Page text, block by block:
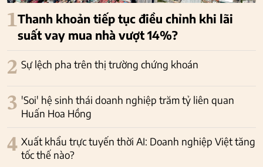
1Thanh khoản tiếp tục điều chỉnh khi lãi
suất vay mua nhà vượt 14%?
2 Sự lệch pha trên thị trường chứng khoán
3 'Soi' hệ sinh thái doanh nghiệp trăm tỷ liên quan
Huấn Hoa Hồng
4 Xuất khẩu trực tuyến thời AI: Doanh nghiệp Việt tăng
tốc thế nào?